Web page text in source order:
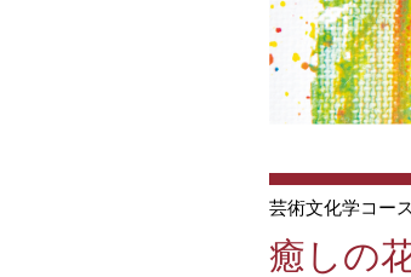
芸術文化学コース
癒しの